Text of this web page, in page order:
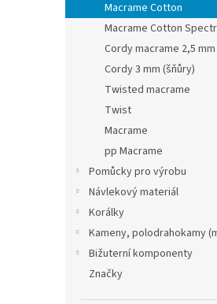
Macrame Cotton
Macrame Cotton
Cordy macrame 2,5 mm
Cordy 3 mm (šňůry)
Twisted macrame
Twist
Macrame
pp Macrame
Pomůcky pro výrobu
Návlekový materiál
Korálky
Kameny, polodrahokamy
Bižuterní komponenty
Značky